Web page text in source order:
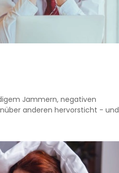
Jammern, negativen
anderen hervorsticht - und